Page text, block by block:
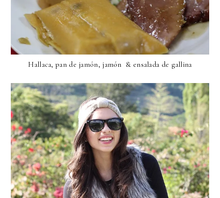
Hallaca, pan de jamón, jamón & ensalada de gallina